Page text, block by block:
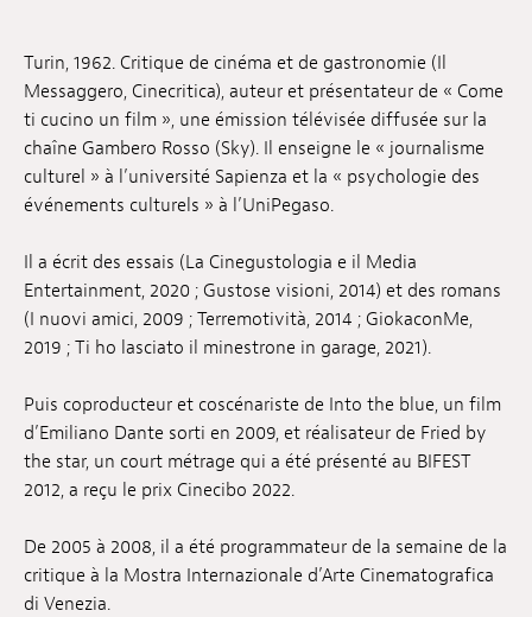
Soumissions
Archives
Publications
Turin, 1962. Critique de cinéma et de gastronomie (Il
Messaggero, Cinecritica), auteur et présentateur de « Come
ti cucino un film », une émission télévisée diffusée sur la
chaîne Gambero Rosso (Sky). Il enseigne le « journalisme
culturel » à l’université Sapienza et la « psychologie des
événements culturels » à l’UniPegaso.
Il a écrit des essais (La Cinegustologia e il Media
Entertainment, 2020 ; Gustose visioni, 2014) et des romans
(I nuovi amici, 2009 ; Terremotività, 2014 ; GiokaconMe,
2019 ; Ti ho lasciato il minestrone in garage, 2021).
Puis coproducteur et coscénariste de Into the blue, un film
d’Emiliano Dante sorti en 2009, et réalisateur de Fried by
the star, un court métrage qui a été présenté au BIFEST
2012, a reçu le prix Cinecibo 2022.
De 2005 à 2008, il a été programmateur de la semaine de la
critique à la Mostra Internazionale d’Arte Cinematografica
di Venezia.